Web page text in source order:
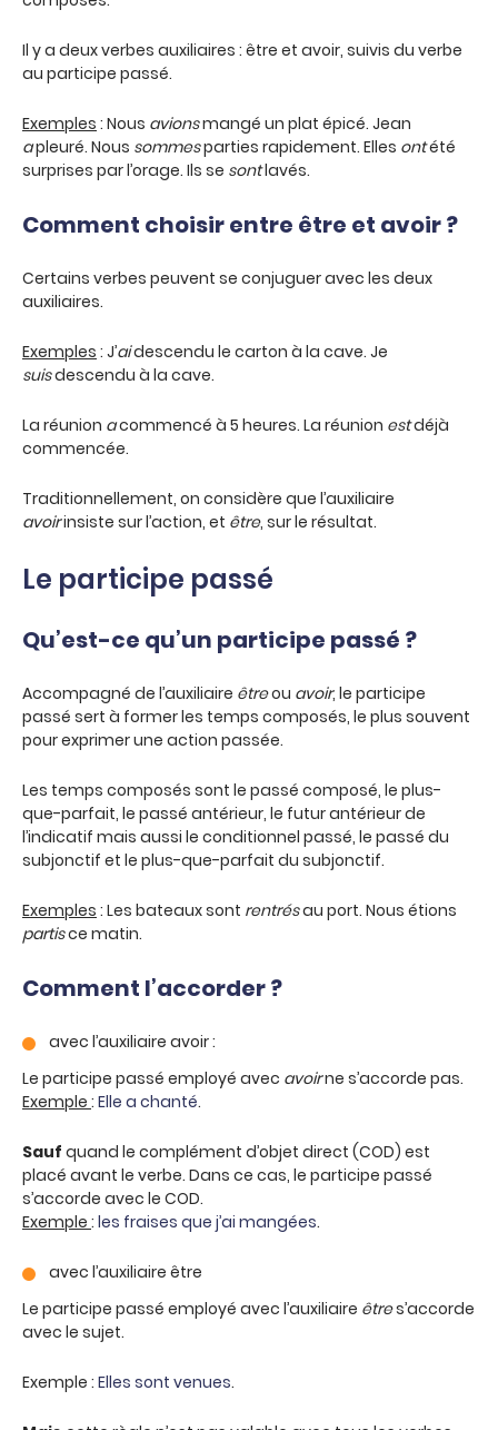
Il y a deux verbes auxiliaires : être et avoir, suivis du verbe
au participe passé.
Exemples : Nous avionsmangé un plat épicé. Jean
apleuré. Nous sommesparties rapidement. Elles ontété
surprises par l’orage. Ils se sontlavés.
Comment choisir entre être et avoir ?
Certains verbes peuvent se conjuguer avec les deux
auxiliaires.
Exemples : J’aidescendu le carton à la cave. Je
suisdescendu à la cave.
La réunion acommencé à 5 heures. La réunion estdéjà
commencée.
Traditionnellement, on considère que l’auxiliaire
avoirinsiste sur l’action, et être, sur le résultat.
Le participe passé
Qu’est-ce qu’un participe passé ?
Accompagné de l’auxiliaire êtreou avoir, le participe
passé sert à former les temps composés, le plus souvent
pour exprimer une action passée.
Les temps composés sont le passé composé, le plus-
que-parfait, le passé antérieur, le futur antérieur de
l’indicatif mais aussi le conditionnel passé, le passé du
subjonctif et le plus-que-parfait du subjonctif.
Exemples : Les bateaux sont rentrésau port. Nous étions
partisce matin.
Comment l’accorder ?
avec l’auxiliaire avoir :
Le participe passé employé avec avoirne s’accorde pas.
Exemple : Elle a chanté.
Sauf quand le complément d’objet direct (COD) est
placé avant le verbe. Dans ce cas, le participe passé
s’accorde avec le COD.
Exemple : les fraises que j’ai mangées.
avec l’auxiliaire être
Le participe passé employé avec l’auxiliaire êtres’accorde
avec le sujet.
Exemple : Elles sont venues.